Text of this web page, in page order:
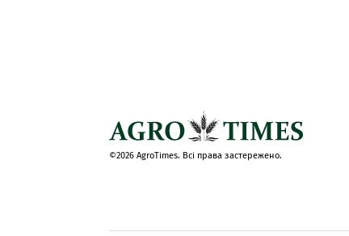
©2026 AgroTimes. Всі права застережено.